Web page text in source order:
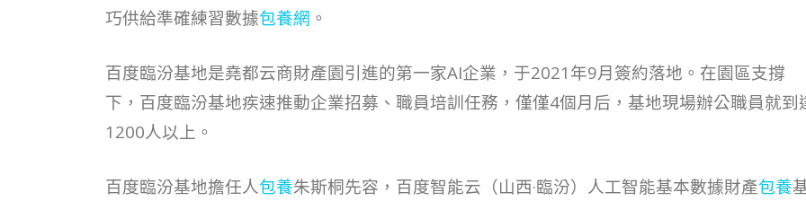
巧供給準確練習數據包養網 。
百度臨汾基地是堯都云商財產園引進的第一家AI企業，于2021年9月簽約落地。在園區支撐
下，百度臨汾基地疾速推動企業招募、職員培訓任務，僅僅4個月后，基地現場辦公職員就到
1200人以上。
百度臨汾基地擔任人包養朱斯桐先容，百度智能云（山西·臨汾）人工智能基本數據財產包養